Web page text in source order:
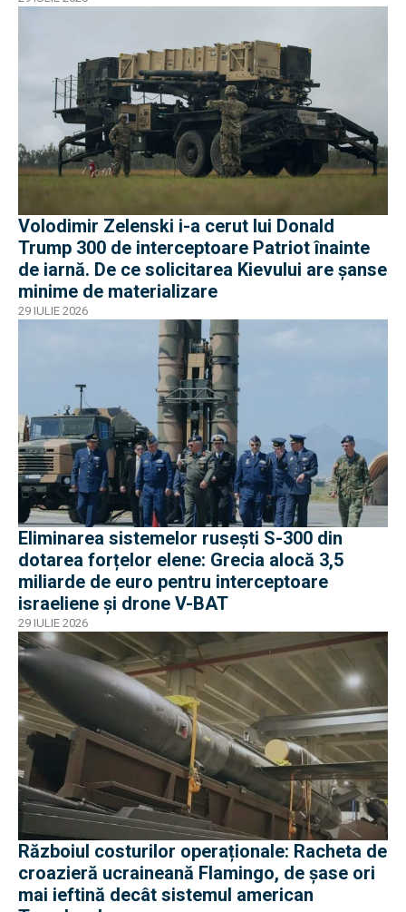
Volodimir Zelenski i-a cerut lui Donald
Trump 300 de interceptoare Patriot înainte
de iarnă. De ce solicitarea Kievului are șanse
minime de materializare
29 IULIE 2026
Eliminarea sistemelor rusești S-300 din
dotarea forțelor elene: Grecia alocă 3,5
miliarde de euro pentru interceptoare
israeliene și drone V-BAT
29 IULIE 2026
Războiul costurilor operaționale: Racheta de
croazieră ucraineană Flamingo, de șase ori
mai ieftină decât sistemul american